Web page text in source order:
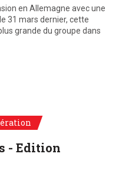
en Allemagne avec une
31 mars dernier, cette
grande du groupe dans
- Edition